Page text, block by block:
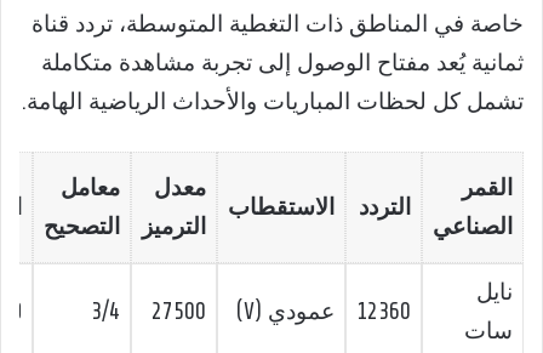
خاصة في المناطق ذات التغطية المتوسطة، تردد قناة
ثمانية يُعد مفتاح الوصول إلى تجربة مشاهدة متكاملة
تشمل كل لحظات المباريات والأحداث الرياضية الهامة.
القمر
الصناعي
التردد الاستقطاب
معدل
الترميز
معامل
التصحيح
نايل
سات
12360 عمودي (V) 27500
3/4